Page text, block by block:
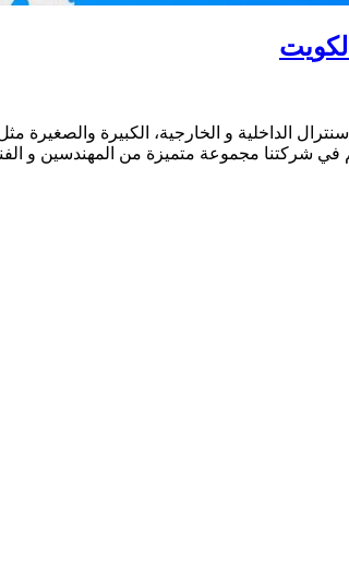
الداخلية و الخارجية، الكبيرة
في شركتنا مجموعة متميزة من المهندسين و